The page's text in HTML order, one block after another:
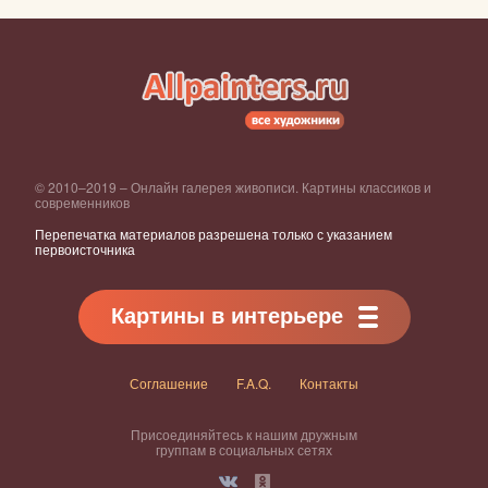
© 2010–2019 – Онлайн галерея живописи. Картины классиков и
современников
Перепечатка материалов разрешена только с указанием
первоисточника
Картины в интерьере
Соглашение F.A.Q. Контакты
Присоединяйтесь к нашим дружным
группам в социальных сетях